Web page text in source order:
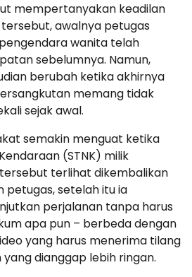
mempertanyakan keadilan
awalnya petugas
wanita telah
sebelumnya. Namun,
berubah ketika akhirnya
memang tidak
sejak awal.
semakin menguat ketika
(STNK) milik
terlihat dikembalikan
petugas, setelah itu ia
perjalanan tanpa harus
apa pun – berbeda dengan
yang harus menerima tilang
dianggap lebih ringan.